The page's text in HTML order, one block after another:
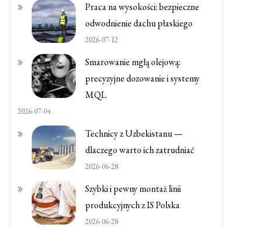
Praca na wysokości: bezpieczne
odwodnienie dachu płaskiego
2026-07-12
Smarowanie mgłą olejową:
precyzyjne dozowanie i systemy
MQL
2026-07-04
Technicy z Uzbekistanu —
dlaczego warto ich zatrudniać
2026-06-28
Szybki i pewny montaż linii
produkcyjnych z IS Polska
2026-06-28